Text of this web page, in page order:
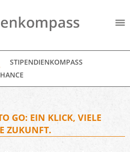
STIPENDIENKOMPASS
GO: EIN KLICK, VIELE
ZUKUNFT.